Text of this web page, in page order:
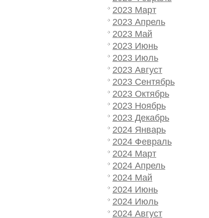
2023 Март
2023 Апрель
2023 Май
2023 Июнь
2023 Июль
2023 Август
2023 Сентябрь
2023 Октябрь
2023 Ноябрь
2023 Декабрь
2024 Январь
2024 Февраль
2024 Март
2024 Апрель
2024 Май
2024 Июнь
2024 Июль
2024 Август